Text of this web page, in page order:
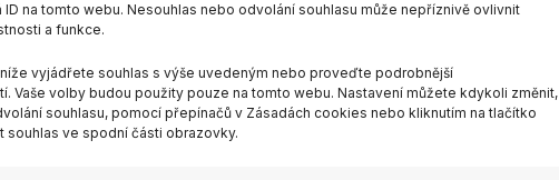
ID na tomto webu. Nesouhlas nebo odvolání souhlasu může nepříznivě ovlivnit
a funkce.
vyjádřete souhlas s výše uvedeným nebo proveďte podrobnější
Vaše volby budou použity pouze na tomto webu. Nastavení můžete kdykoli změnit,
souhlasu, pomocí přepínačů v Zásadách cookies nebo kliknutím na tlačítko
souhlas ve spodní části obrazovky.